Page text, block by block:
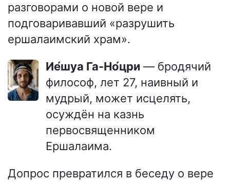
разговорами о новой вере и
подговаривавший «разрушить
ершалаимский храм».
Ие́шуа Га-Но́цри — бродячий
философ, лет 27, наивный и
мудрый, может исцелять,
осуждён на казнь
первосвященником
Ершалаима.
Допрос превратился в беседу о вере